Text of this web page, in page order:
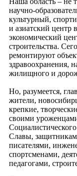
научно-
культурный,
и азиатский центр
экономический
строительства.
ремонтируют
здравоохранения,
жилищного и
Но, разумеется,
жители,
крепкие,
своими
Славы,
писателями,
спортсменами,
педагогами,